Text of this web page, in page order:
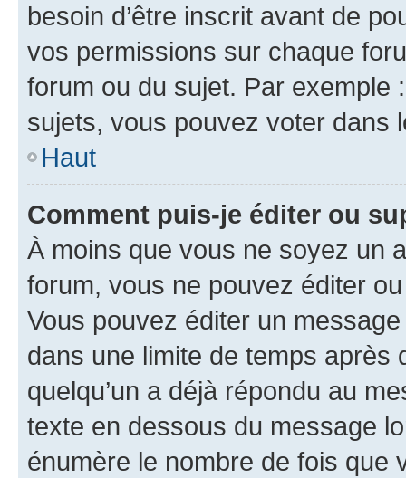
besoin d’être inscrit avant de
vos permissions sur chaque
forum ou du sujet. Par exemple
sujets, vous pouvez voter dans
Haut
Comment puis-je éditer ou
À moins que vous ne soyez un
forum, vous ne pouvez éditer
Vous pouvez éditer un
dans une limite de temps après
quelqu’un a déjà répondu au
texte en dessous du message
énumère le nombre de fois que